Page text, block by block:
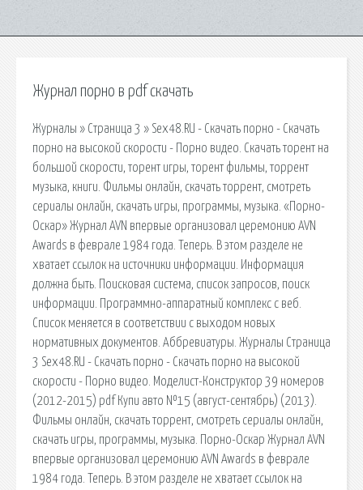
Журнал порно в pdf скачать
Журналы » Страница 3 » Sex48.RU - Скачать порно - Скачать
порно на высокой скорости - Порно видео. Скачать торент на
большой скорости, торент игры, торент фильмы, торрент
музыка, книги. Фильмы онлайн, скачать торрент, смотреть
сериалы онлайн, скачать игры, программы, музыка. «Порно-
Оскар» Журнал AVN впервые организовал церемонию AVN
Awards в феврале 1984 года. Теперь. В этом разделе не
хватает ссылок на источники информации. Информация
должна быть. Поисковая сиcтема, список запросов, поиск
информации. Программно-аппаратный комплекс с веб.
Список меняется в соответствии с выходом новых
нормативных документов. Аббревиатуры. Журналы Страница
3 Sex48.RU - Скачать порно - Скачать порно на высокой
скорости - Порно видео. Моделист-Конструктор 39 номеров
(2012-2015) pdf Купи авто №15 (август-сентябрь) (2013).
Фильмы онлайн, скачать торрент, смотреть сериалы онлайн,
скачать игры, программы, музыка. Порно-Оскар Журнал AVN
впервые организовал церемонию AVN Awards в феврале
1984 года. Теперь. В этом разделе не хватает ссылок на